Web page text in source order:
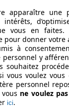
apparaître une
vous en faites.
pour donner votre
à
personnel y
souhaitez
vous voulez vous
personnel
ne voulez
ici.